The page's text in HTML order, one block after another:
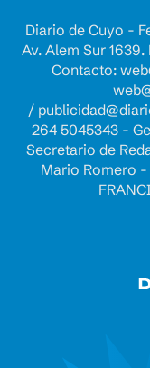
Diario de Cuyo -
Av. Alem Sur
Contacto:
/
264 5045343 -
Secretario de
Mario Romero